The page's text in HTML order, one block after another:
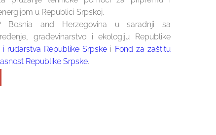
u Republici Srpskoj.
Bosnia and Herzegovina u saradnji sa
građevinarstvo i ekologiju Republike
rudarstva Republike Srpske i Fond za zaštitu
Republike Srpske.